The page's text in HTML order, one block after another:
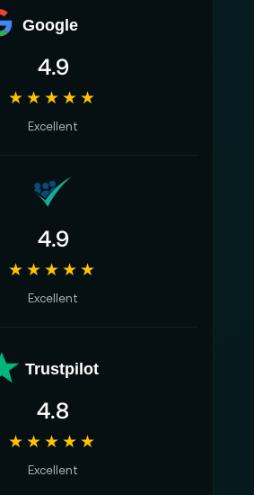
Google
4.9
★★★★★
Excellent
4.9
★★★★★
Excellent
Trustpilot
4.8
★★★★★
Excellent